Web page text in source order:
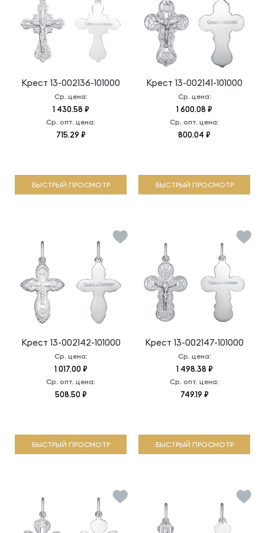
Крест 13-002136-101000
Ср. цена:
1 430.58 ₽
Ср. опт. цена:
715.29 ₽
БЫСТРЫЙ ПРОСМОТР
Крест 13-002141-101000
Ср. цена:
1 600.08 ₽
Ср. опт. цена:
800.04 ₽
БЫСТРЫЙ ПРОСМОТР
Крест 13-002142-101000
Ср. цена:
1 017.00 ₽
Ср. опт. цена:
508.50 ₽
БЫСТРЫЙ ПРОСМОТР
Крест 13-002147-101000
Ср. цена:
1 498.38 ₽
Ср. опт. цена:
749.19 ₽
БЫСТРЫЙ ПРОСМОТР